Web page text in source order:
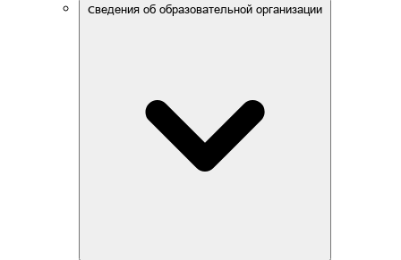
Сведения об образовательной организации